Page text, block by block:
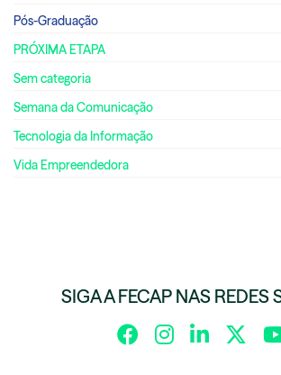
Pós-Graduação
PRÓXIMA ETAPA
Sem categoria
Semana da Comunicação
Tecnologia da Informação
Vida Empreendedora
SIGA A FECAP NAS REDES